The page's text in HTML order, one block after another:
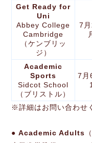
Get Ready for
Uni
Abbey College
Cambridge
（ケンブリッ
ジ）
7
Academic
Sports
Sidcot School
（ブリストル）
7月
※詳細はお問い合わせ
● Academic Adults